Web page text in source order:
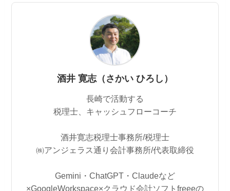
酒井 寛志（さかい ひろし）
長崎で活動する
税理士、キャッシュフローコーチ
酒井寛志税理士事務所/税理士
㈱アンジェラス通り会計事務所/代表取締役
Gemini・ChatGPT・Claudeなど
×GoogleWorkspace×クラウド会計ソフトfreeeの